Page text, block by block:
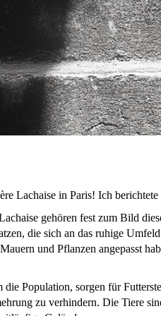
Lachaise in Paris! Ich berichtete
gehören fest zum Bild
die sich an das ruhige
und Pflanzen angepasst
Population, sorgen für
zu verhindern. Die Tiere